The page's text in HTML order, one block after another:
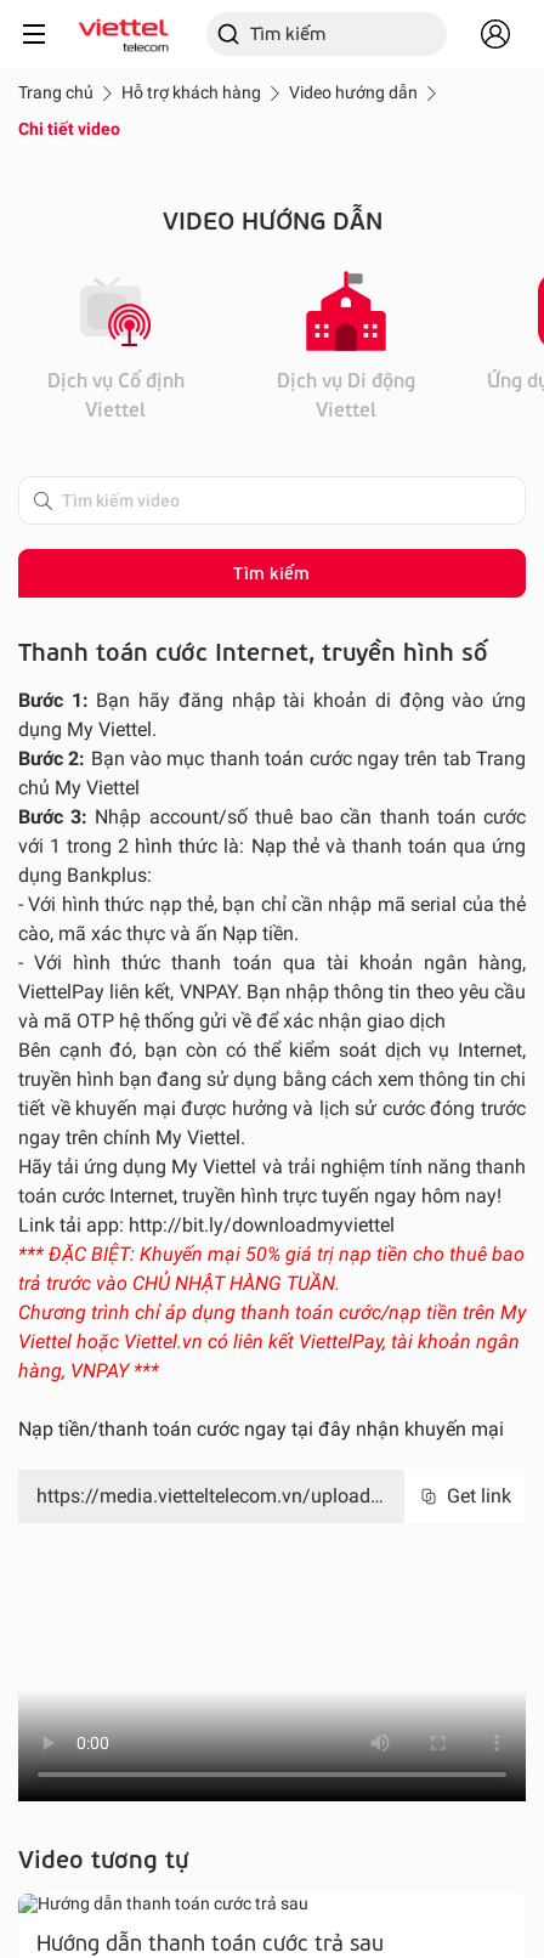
Trang chủ Hỗ trợ khách hàng
Video hướng dẫn
Chi tiết video
VIDEO HƯỚNG DẪN
Dịch vụ Cố định
Viettel
Dịch vụ Di động
Viettel
Ứng
Tìm kiếm
Thanh toán cước Internet, truyền hình số
Bước 1: Bạn hãy đăng nhập tài khoản di động vào ứng
dụng My Viettel.
Bước 2: Bạn vào mục thanh toán cước ngay trên tab Trang
chủ My Viettel
Bước 3: Nhập account/số thuê bao cần thanh toán cước
với 1 trong 2 hình thức là: Nạp thẻ và thanh toán qua ứng
dụng Bankplus:
- Với hình thức nạp thẻ, bạn chỉ cần nhập mã serial của thẻ
cào, mã xác thực và ấn Nạp tiền.
- Với hình thức thanh toán qua tài khoản ngân hàng,
ViettelPay liên kết, VNPAY. Bạn nhập thông tin theo yêu cầu
và mã OTP hệ thống gửi về để xác nhận giao dịch
Bên cạnh đó, bạn còn có thể kiểm soát dịch vụ Internet,
truyền hình bạn đang sử dụng bằng cách xem thông tin chi
tiết về khuyến mại được hưởng và lịch sử cước đóng trước
ngay trên chính My Viettel.
Hãy tải ứng dụng My Viettel và trải nghiệm tính năng thanh
toán cước Internet, truyền hình trực tuyến ngay hôm nay!
Link tải app: http://bit.ly/downloadmyviettel
*** ĐẶC BIỆT: Khuyến mại 50% giá trị nạp tiền cho thuê bao
trả trước vào CHỦ NHẬT HÀNG TUẦN.
Chương trình chỉ áp dụng thanh toán cước/nạp tiền trên My
Viettel hoặc Viettel.vn có liên kết ViettelPay, tài khoản ngân
hàng, VNPAY ***
Nạp tiền/thanh toán cước ngay tại đây nhận khuyến mại
https://media.vietteltelecom.vn/upload/video_cskh/05/c2/20/208fca35d3bffeb80d26feb0d1acc27131d40f04.mp4 Get link
Video tương tự
Hướng dẫn thanh toán cước trả sau